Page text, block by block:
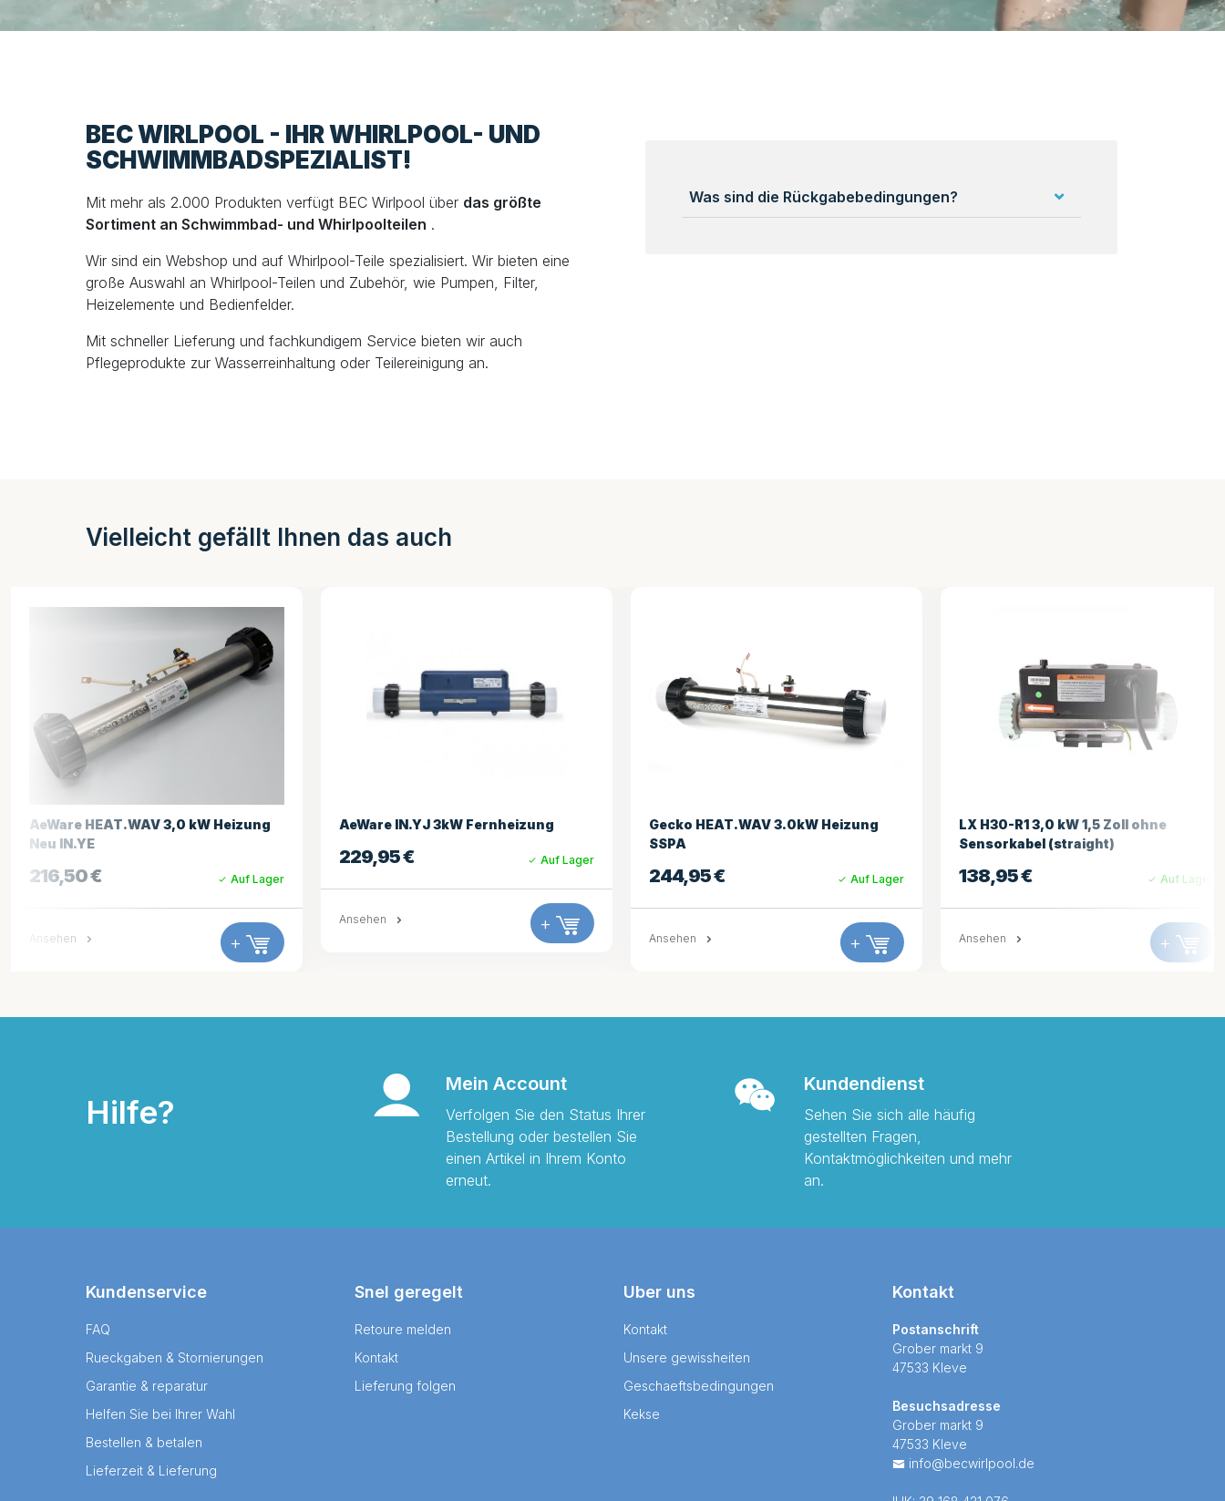
BEC WIRLPOOL - IHR WHIRLPOOL- UND
SCHWIMMBADSPEZIALIST!
Mit mehr als 2.000 Produkten verfügt BEC Wirlpool über das größte
Sortiment an Schwimmbad- und Whirlpoolteilen .
Wir sind ein Webshop und auf Whirlpool-Teile spezialisiert. Wir bieten eine
große Auswahl an Whirlpool-Teilen und Zubehör, wie Pumpen, Filter,
Heizelemente und Bedienfelder.
Mit schneller Lieferung und fachkundigem Service bieten wir auch
Pflegeprodukte zur Wasserreinhaltung oder Teilereinigung an.
Was sind die Rückgabebedingungen?
Vielleicht gefällt Ihnen das auch
3,0 kW Heizung AeWare IN.YJ 3kW Fernheizung
Ansehen
Gecko HEAT.WAV 3.0kW Heizung
Ansehen
LX H30-R1 3,0 kW 1,5 Zoll ohne
Sensorkabel (straight)
138,95
Ansehen
Balboa
Ansehen
Hilfe?
Mein Account
Verfolgen Sie den Status Ihrer
Bestellung oder bestellen Sie
einen Artikel in Ihrem Konto
erneut.
Kundendienst
Sehen Sie sich alle häufig
gestellten Fragen,
Kontaktmöglichkeiten und mehr
an.
Kundenservice
FAQ
Rueckgaben & Stornierungen
Garantie & reparatur
Helfen Sie bei Ihrer Wahl
Bestellen & betalen
Lieferzeit & Lieferung
Snel geregelt
Retoure melden
Kontakt
Lieferung folgen
Uber uns
Kontakt
Unsere gewissheiten
Geschaeftsbedingungen
Kekse
Kontakt
Postanschrift
Grober markt 9
47533 Kleve
Besuchsadresse
Grober markt 9
47533 Kleve
info@becwirlpool.de